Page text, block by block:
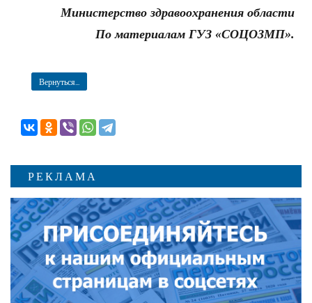
Министерство здравоохранения области
По материалам ГУЗ «СОЦОЗМП».
Вернуться...
РЕКЛАМА